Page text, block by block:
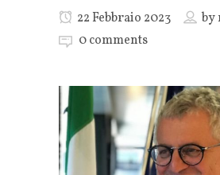
22 Febbraio 2023 by
0 comments